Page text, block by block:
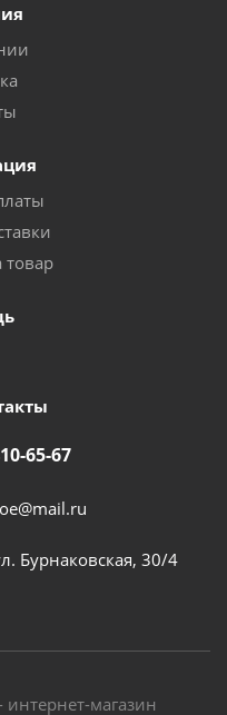
товар
65-67
Бурнаковская, 30/4
магазин